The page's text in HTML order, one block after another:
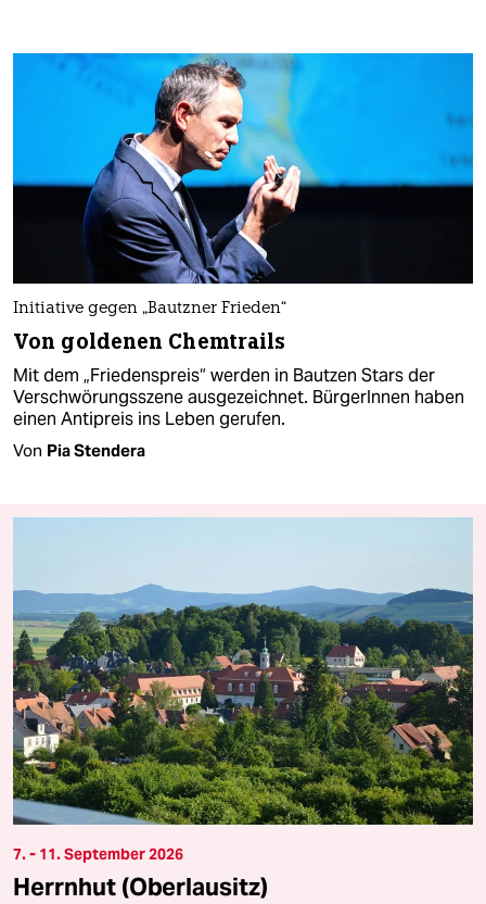
Initiative gegen „Bautzner Frieden“
Von goldenen Chemtrails
Mit dem „Friedenspreis“ werden in Bautzen Stars der
Verschwörungsszene ausgezeichnet. BürgerInnen haben
einen Antipreis ins Leben gerufen.
Von Pia Stendera
7. - 11. September 2026
Herrnhut (Oberlausitz)